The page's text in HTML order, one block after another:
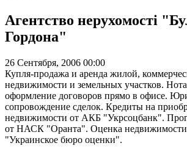
Агентство нерухомості
Гордона"
26 Сентября, 2006 00:00
Купля-продажа и аренда жилой,
недвижимости и земельных участков.
оформление договоров прямо в офисе.
сопровождение сделок. Кредиты на
недвижимости от АКБ "Укрсоцбанк".
от НАСК "Оранта". Оценка
"Украинское бюро оценки".